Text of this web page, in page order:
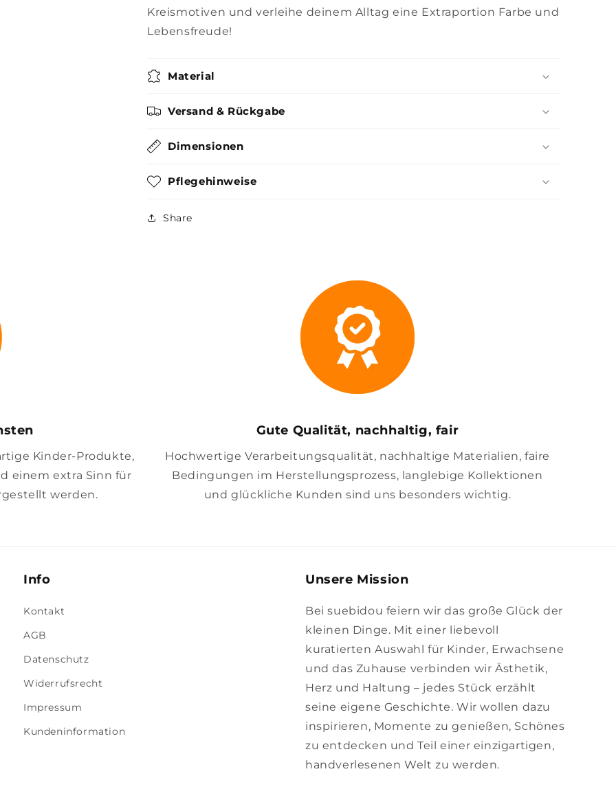
Kreismotiven und verleihe deinem Alltag eine Extraportion Farbe und
Lebensfreude!
Material
Versand & Rückgabe
Dimensionen
Pflegehinweise
Share
Kinder-Produkte,
einem extra Sinn für
werden.
Gute Qualität, nachhaltig, fair
Hochwertige Verarbeitungsqualität, nachhaltige Materialien, faire
Bedingungen im Herstellungsprozess, langlebige Kollektionen
und glückliche Kunden sind uns besonders wichtig.
Info
Kontakt
AGB
Datenschutz
Widerrufsrecht
Impressum
Kundeninformation
Unsere Mission
Bei suebidou feiern wir das große Glück der
kleinen Dinge. Mit einer liebevoll
kuratierten Auswahl für Kinder, Erwachsene
und das Zuhause verbinden wir Ästhetik,
Herz und Haltung – jedes Stück erzählt
seine eigene Geschichte. Wir wollen dazu
inspirieren, Momente zu genießen, Schönes
zu entdecken und Teil einer einzigartigen,
handverlesenen Welt zu werden.